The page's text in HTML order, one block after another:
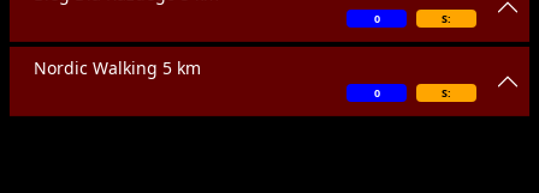
S:
0
Nordic Walking 5 km
S:
0